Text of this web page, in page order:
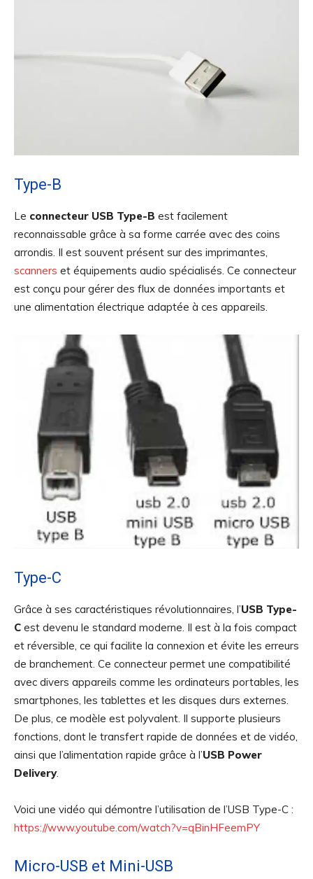
Type-B
Le connecteur USB Type-B est facilement
reconnaissable grâce à sa forme carrée avec des coins
arrondis. Il est souvent présent sur des imprimantes,
scanners et équipements audio spécialisés. Ce connecteur
est conçu pour gérer des flux de données importants et
une alimentation électrique adaptée à ces appareils.
Type-C
Grâce à ses caractéristiques révolutionnaires, l’USB Type-
C est devenu le standard moderne. Il est à la fois compact
et réversible, ce qui facilite la connexion et évite les erreurs
de branchement. Ce connecteur permet une compatibilité
avec divers appareils comme les ordinateurs portables, les
smartphones, les tablettes et les disques durs externes.
De plus, ce modèle est polyvalent. Il supporte plusieurs
fonctions, dont le transfert rapide de données et de vidéo,
ainsi que l’alimentation rapide grâce à l’USB Power
Delivery.
Voici une vidéo qui démontre l’utilisation de l’USB Type-C :
https://www.youtube.com/watch?v=qBinHFeemPY
Micro-USB et Mini-USB